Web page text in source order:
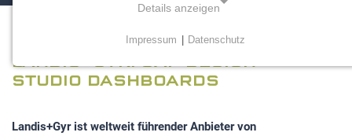
LANDIS+GYR: SAP DESIGN
STUDIO DASHBOARDS
Landis+Gyr ist weltweit führender Anbieter von
Details anzeigen
Notwendige Cookies ermöglichen grundlegende
Impressum Datenschutz